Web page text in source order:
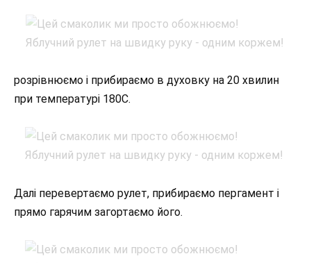
розрівнюємо і прибираємо в духовку на 20 хвилин
при температурі 180С.
Далі перевертаємо рулет, прибираємо пергамент і
прямо гарячим загортаємо його.